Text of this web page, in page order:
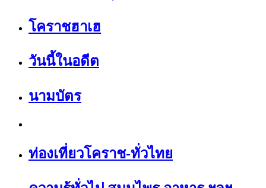
โคราชฮาเฮ
วันนี้ในอดีต
นามบัตร
ท่องเที่ยวโคราช-ทั่วไทย